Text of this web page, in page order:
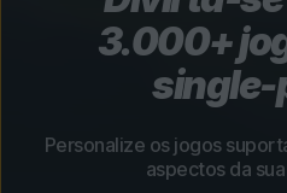
3.000+
single-
Personalize os jogos
aspectos da